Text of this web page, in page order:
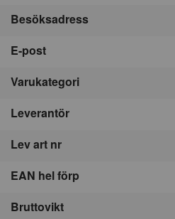
Besöksadress
E-post
Varukategori
Leverantör
Lev art nr
EAN hel förp
Bruttovikt